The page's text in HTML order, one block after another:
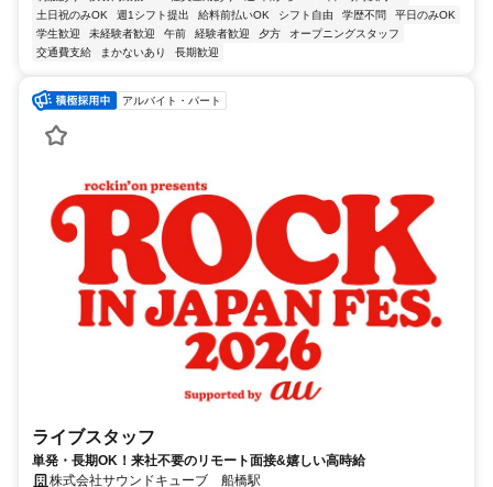
土日祝のみOK
週1シフト提出 給料前払いOK シフト自由 学歴不問
平日のみOK
学生歓迎
未経験者歓迎 午前 経験者歓迎 夕方
オープニングスタッフ
交通費支給
まかないあり 長期歓迎
アルバイト・パート
ライブスタッフ
単発・長期OK！来社不要のリモート面接&嬉しい高時給
株式会社サウンドキューブ 船橋駅